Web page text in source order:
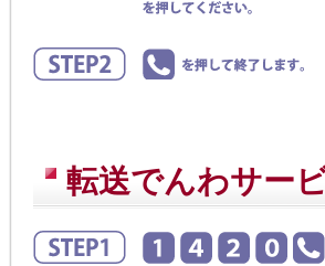
転送でんわサー